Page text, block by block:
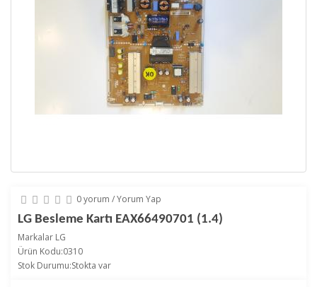
0 yorum /Yorum Yap
LG Besleme Kartı EAX66490701 (1.4)
Markalar LG
Ürün Kodu:0310
Stok Durumu:Stokta var